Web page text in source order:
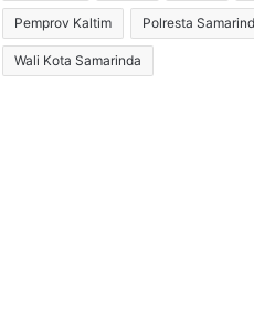
Pemprov Kaltim Polresta
Wali Kota Samarinda